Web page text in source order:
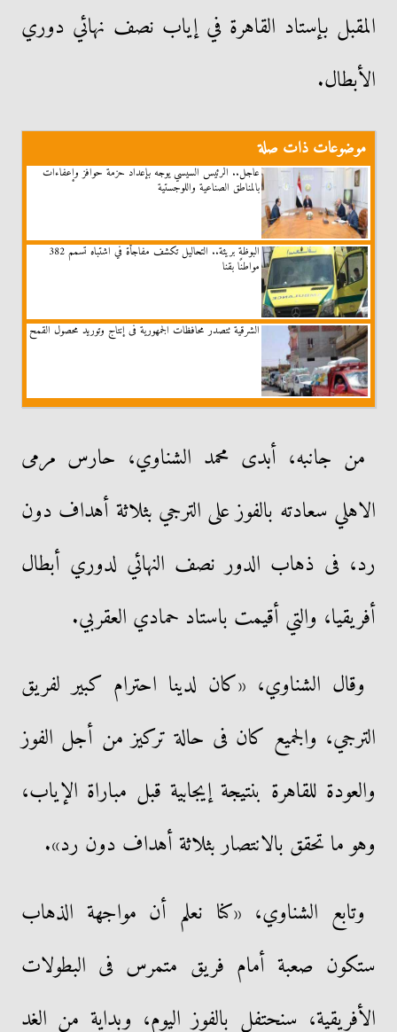
المقبل بإستاد القاهرة في إياب نصف نهائي دوري
الأبطال.
موضوعات ذات صلة
عاجل.. الرئيس السيسي يوجه بإعداد حزمة حوافز وإعفاءات
بالمناطق الصناعية واللوجستية
البوظة بريئة.. التحاليل تكشف مفاجأة في اشتباه تسمم 382
مواطنًا بقنا
الشرقية تتصدر محافظات الجمهورية فى إنتاج وتوريد محصول القمح
من جانبه، أبدى محمد الشناوي، حارس مرمى
الاهلي سعادته بالفوز على الترجي بثلاثة أهداف دون
رد، فى ذهاب الدور نصف النهائي لدوري أبطال
أفريقيا، والتي أقيمت باستاد حمادي العقربي.
وقال الشناوي، «كان لدينا احترام كبير لفريق
الترجي، والجميع كان فى حالة تركيز من أجل الفوز
والعودة للقاهرة بنتيجة إيجابية قبل مباراة الإياب،
وهو ما تحقق بالانتصار بثلاثة أهداف دون رد».
وتابع الشناوي، «كنا نعلم أن مواجهة الذهاب
ستكون صعبة أمام فريق متمرس فى البطولات
الأفريقية، سنحتفل بالفوز اليوم، وبداية من الغد